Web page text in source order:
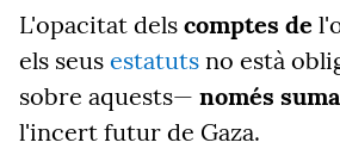
L'opacitat dels comptes de
els seus estatuts no està
sobre aquests— només
l'incert futur de Gaza.